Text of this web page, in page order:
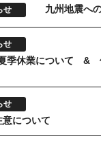
せ 九州地震へ
せ
休業について &
せ
について